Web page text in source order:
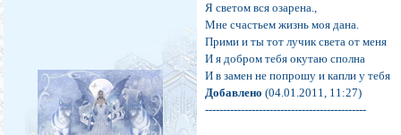
Я светом вся озарена.,
Мне счастьем жизнь моя дана.
Прими и ты тот лучик света от меня
И я добром тебя окутаю сполна
И в замен не попрошу и капли у тебя
Добавлено (04.01.2011, 11:27)
---------------------------------------------